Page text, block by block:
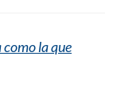
la que